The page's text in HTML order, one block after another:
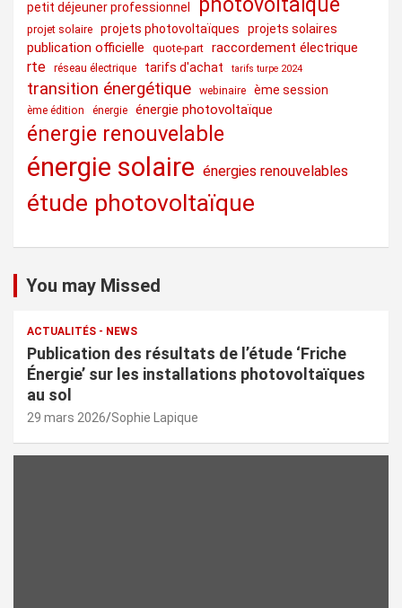
petit déjeuner professionnel
projet solaire projets photovoltaïques projets solaires
publication officielle quote-part raccordement électrique
rte réseau électrique tarifs d'achat tarifs turpe 2024
transition énergétique webinaire ème session
ème édition énergie énergie photovoltaïque
énergie renouvelable
énergie solaire énergies renouvelables
étude photovoltaïque
You may Missed
ACTUALITÉS - NEWS
Publication des résultats de l’étude ‘Friche
Énergie’ sur les installations photovoltaïques
au sol
29 mars 2026 Sophie Lapique